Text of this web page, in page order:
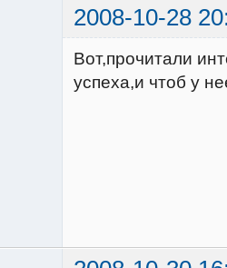
2008-10-28
Вот,прочитали
успеха,и чтоб у